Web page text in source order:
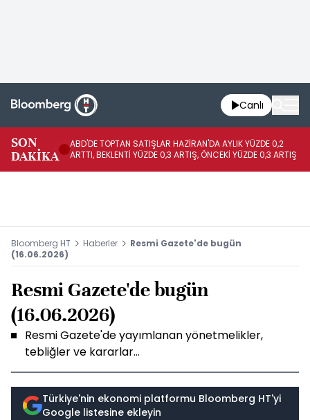
Canlı
SON
DAKİKA
ABD'DE TOPTAN SATIŞLAR HAZİRAN'DA AYLIK YÜZDE 0,2
ARTTI, BEKLENTİ YÜZDE 0,3 ARTIŞ, ÖNCEKİ YÜZDE 0,3 ARTIŞ
Bloomberg HT Haberler
Resmi Gazete'de bugün
(16.06.2026)
Resmi Gazete'de bugün
(16.06.2026)
Resmi Gazete'de yayımlanan yönetmelikler,
tebliğler ve kararlar...
Türkiye'nin ekonomi platformu Bloomberg HT'yi
Google listesine ekleyin